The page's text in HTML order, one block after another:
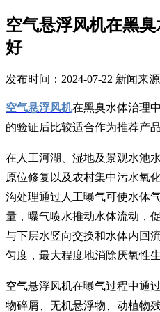
空气悬浮风机在黑
好
发布时间：2024-07-22 新闻来
空气悬浮风机在黑臭水体治理
的验证后比较适合作为推荐产品
在人工河湖、湿地及景观水池
原位修复以及农村集中污水氧
沟处理通过人工曝气可使水体
量，曝气喷水推动水体流动，
与下层水竖向交换和水体内回
匀度，最大程度地消除厌氧性
空气悬浮风机在曝气过程中通
物碎屑、无机悬浮物、动植物